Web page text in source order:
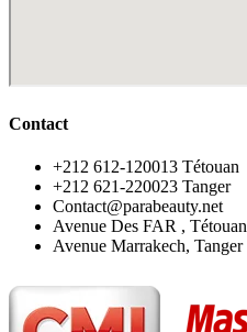
Contact
‪+212 612-120013 Tétouan
‪+212 621-220023 Tanger
Contact@parabeauty.net
Avenue Des FAR , Tétouan
Avenue Marrakech, Tanger